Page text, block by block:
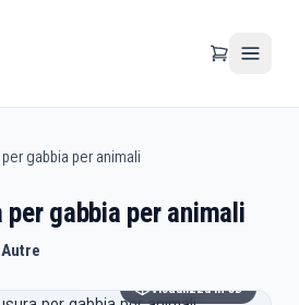
gabbia per animali
gabbia per animali
Autre
Visualizza in 3D